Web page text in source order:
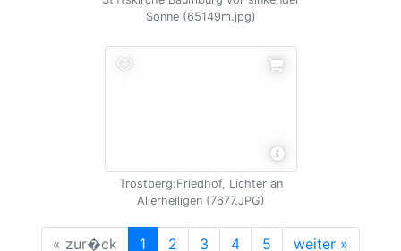
Sonne (65149m.jpg)
Trostberg:Friedhof, Lichter an
Allerheiligen (7677.JPG)
« zur�ck 1 2 3 4 5 weiter »